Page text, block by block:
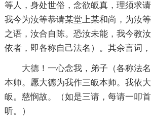
等人，身处世俗，念欲皈真，理须求请
我今为汝等恭请某堂上某和尚，为汝
之语，汝合自陈。恐汝未能，我今教
依者，即各称自己法名）。其余言词，
大德！一心念我，弟子（各称法
本师。愿大德为我作三皈本师。我依
皈。慈悯故。（如是三请，每请一叩
听。）